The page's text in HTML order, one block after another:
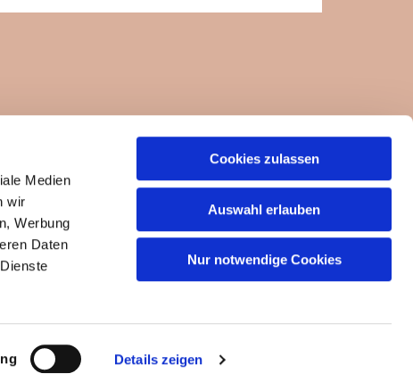
Medien
wir
Werbung
Daten
Details zeigen
Cookies zulassen
Auswahl erlauben
Nur notwendige Cookies
um-die-felseneremitage.de